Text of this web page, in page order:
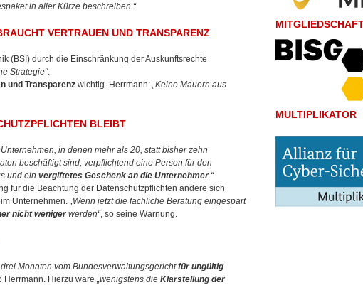
in aller Kürze beschreiben.“
VERTRAUEN UND TRANSPARENZ
(BSI) durch die Einschränkung der Auskunftsrechte
Strategie“.
und Transparenz wichtig. Herrmann: „Keine Mauern aus
BLEIBT
in denen mehr als 20, statt bisher zehn
beschäftigt sind, verpflichtend eine Person für den
und ein vergiftetes Geschenk an die Unternehmer.“
für die Beachtung der Datenschutzpflichten ändere sich
Unternehmen. „Wenn jetzt die fachliche Beratung eingespart
nicht wenigerwerden“, so seine Warnung.
Monaten vom Bundesverwaltungsgerichtfür ungültig
Herrmann. Hierzu wäre „wenigstens die Klarstellung der
MULTIPLIKATOR